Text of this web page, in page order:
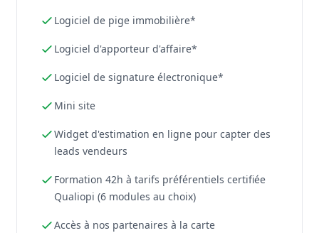
Logiciel de pige immobilière*
Logiciel d'apporteur d'affaire*
Logiciel de signature électronique*
Mini site
Widget d'estimation en ligne pour capter des
leads vendeurs
Formation 42h à tarifs préférentiels certifiée
Qualiopi (6 modules au choix)
Accès à nos partenaires à la carte